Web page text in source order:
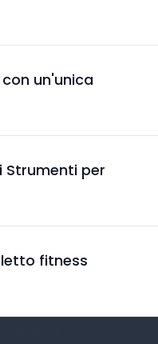
un'unica
Strumenti per
fitness